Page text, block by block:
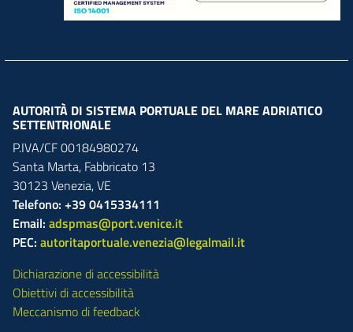
AUTORITÀ DI SISTEMA PORTUALE DEL MARE ADRIATICO
SETTENTRIONALE
P.IVA/CF 00184980274
Santa Marta, Fabbricato 13
30123 Venezia,VE
Telefono: +39 0415334111
Email: adspmas@port.venice.it
PEC: autoritaportuale.venezia@legalmail.it
Dichiarazione di accessibilità
Obiettivi di accessibilità
Meccanismo di feedback